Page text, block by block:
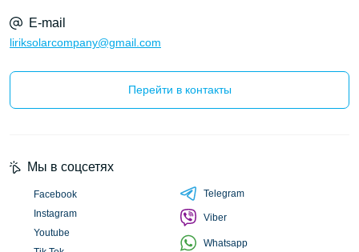
E-mail
liriksolarcompany@gmail.com
Перейти в контакты
Мы в соцсетях
Facebook
Instagram
Youtube
Telegram
Viber
Whatsapp